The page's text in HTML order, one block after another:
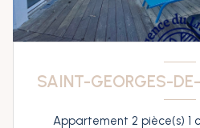
SAINT-GEORGES-